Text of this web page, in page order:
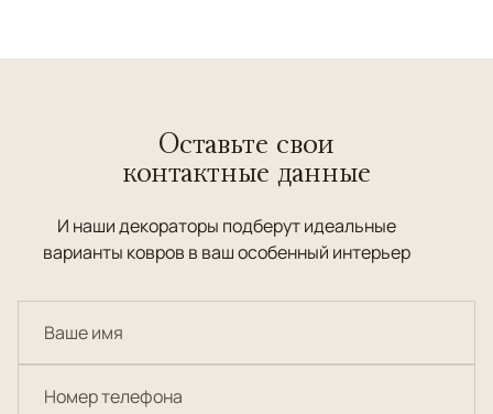
Оставьте свои
контактные данные
И наши декораторы подберут идеальные
варианты ковров в ваш особенный интерьер